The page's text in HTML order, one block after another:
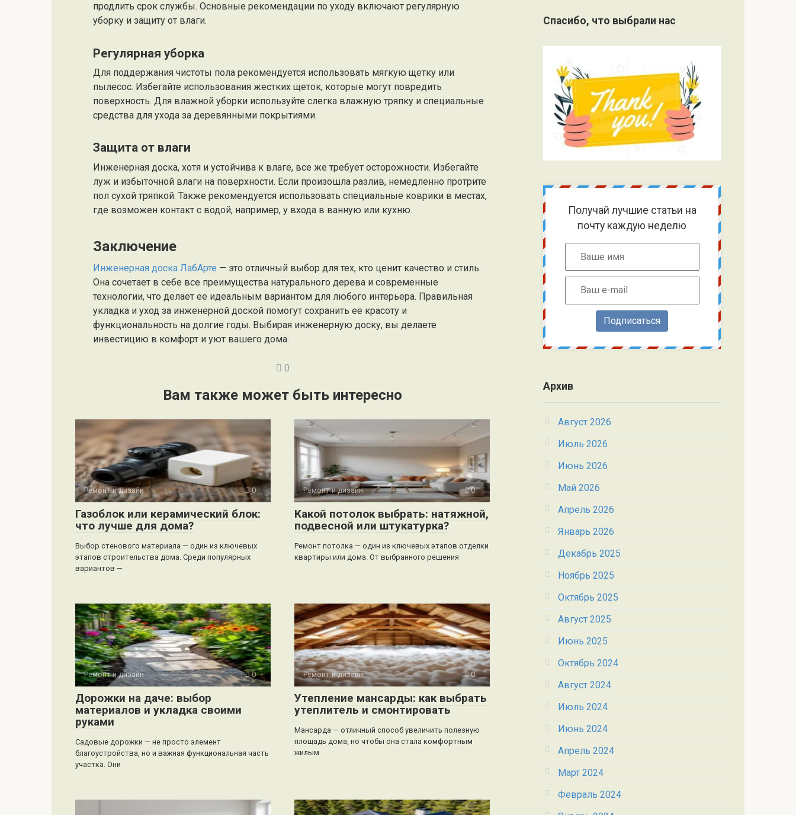
продлить срок службы. Основные рекомендации по уходу включают регулярную
уборку и защиту от влаги.
Регулярная уборка
Для поддержания чистоты пола рекомендуется использовать мягкую щетку или
пылесос. Избегайте использования жестких щеток, которые могут повредить
поверхность. Для влажной уборки используйте слегка влажную тряпку и специальные
средства для ухода за деревянными покрытиями.
Защита от влаги
Инженерная доска, хотя и устойчива к влаге, все же требует осторожности. Избегайте
луж и избыточной влаги на поверхности. Если произошла разлив, немедленно протрите
пол сухой тряпкой. Также рекомендуется использовать специальные коврики в местах,
где возможен контакт с водой, например, у входа в ванную или кухню.
Заключение
Инженерная доска ЛабАрте — это отличный выбор для тех, кто ценит качество и стиль.
Она сочетает в себе все преимущества натурального дерева и современные
технологии, что делает ее идеальным вариантом для любого интерьера. Правильная
укладка и уход за инженерной доской помогут сохранить ее красоту и
функциональность на долгие годы. Выбирая инженерную доску, вы делаете
инвестицию в комфорт и уют вашего дома.
0
Вам также может быть интересно
Ремонт и дизайн 0
Газоблок или керамический блок:
что лучше для дома?
Выбор стенового материала — один из ключевых
этапов строительства дома. Среди популярных
вариантов —
Ремонт и дизайн 0
Какой потолок выбрать: натяжной,
подвесной или штукатурка?
Ремонт потолка — один из ключевых этапов отделки
квартиры или дома. От выбранного решения
Ремонт и дизайн 0
Дорожки на даче: выбор
материалов и укладка своими
руками
Садовые дорожки — не просто элемент
благоустройства, но и важная функциональная часть
участка. Они
Ремонт и дизайн 0
Утепление мансарды: как выбрать
утеплитель и смонтировать
Мансарда — отличный способ увеличить полезную
площадь дома, но чтобы она стала комфортным
жилым
Спасибо, что выбрали нас
Получай лучшие статьи на
почту каждую неделю
Подписаться
Архив
Август 2026
Июль 2026
Июнь 2026
Май 2026
Апрель 2026
Январь 2026
Декабрь 2025
Ноябрь 2025
Октябрь 2025
Август 2025
Июнь 2025
Октябрь 2024
Август 2024
Июль 2024
Июнь 2024
Апрель 2024
Март 2024
Февраль 2024